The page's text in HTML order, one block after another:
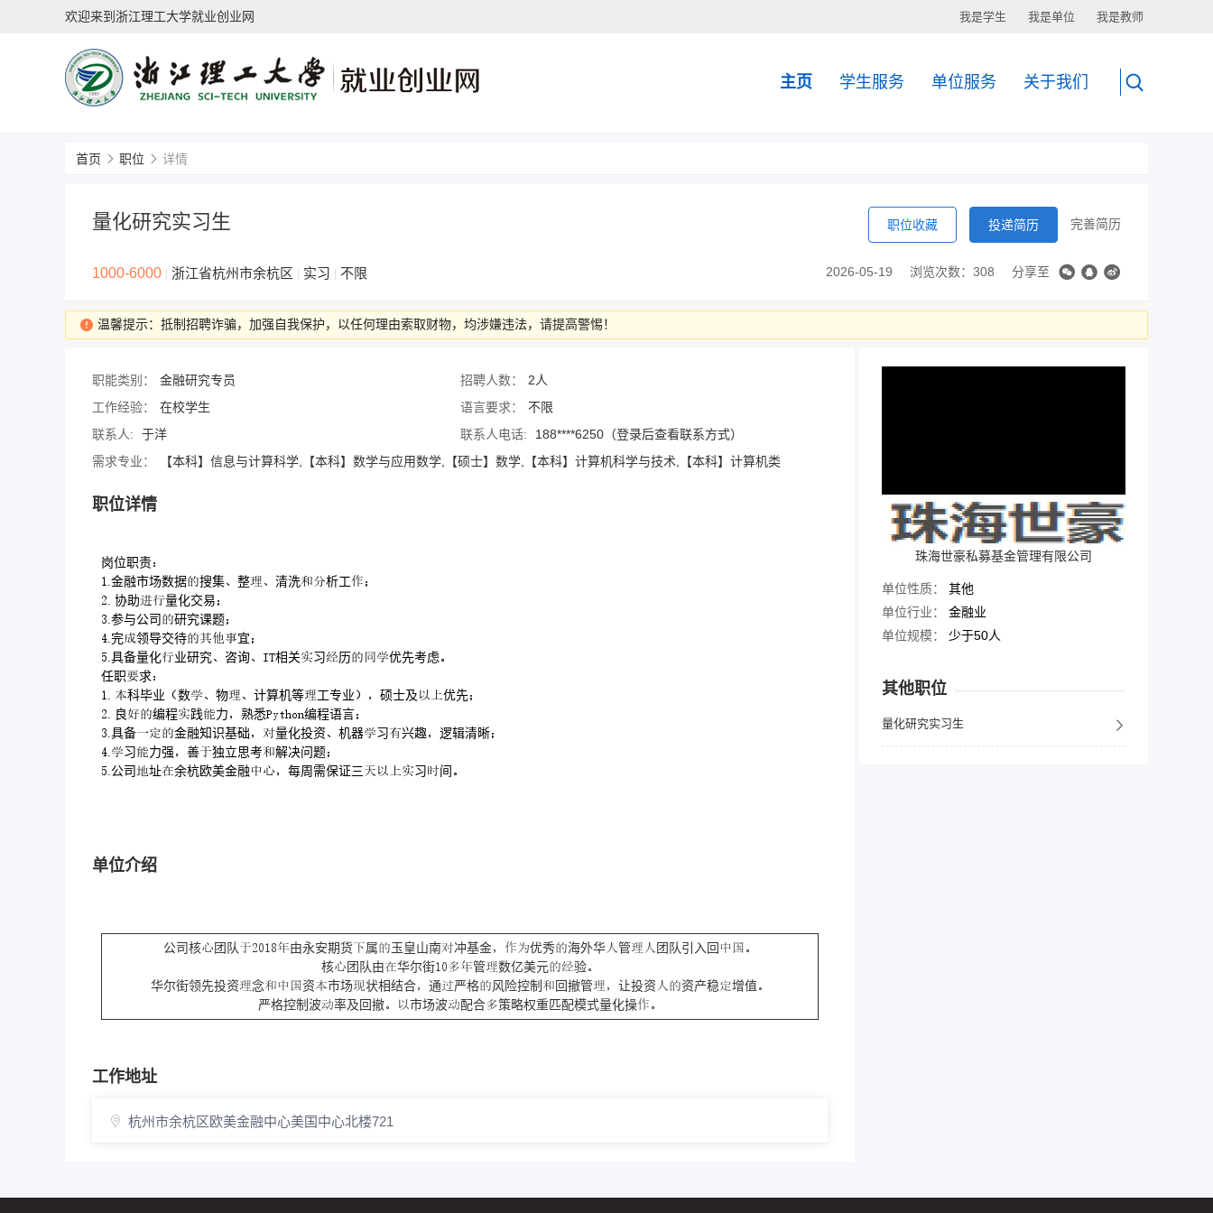
欢迎来到浙江理工大学就业创业网 我是学生 我是单位 我是教师
主页 学生服务 单位服务 关于我们
首页 职位 详情
量化研究实习生
1000-6000 浙江省杭州市余杭区 实习 不限
职位收藏 投递简历 完善简历
2026-05-19 浏览次数：308 分享至
温馨提示：抵制招聘诈骗，加强自我保护，以任何理由索取财物，均涉嫌违法，请提高警惕！
职能类别： 金融研究专员 招聘人数：
2人
工作经验：
在校学生 语言要求：
不限
联系人:
于洋 联系人电话:
188****6250（登录后查看联系方式）
需求专业：
【本科】信息与计算科学,【本科】数学与应用数学,【硕士】数学,【本科】计算机科学与技术,【本科】计算机类
职位详情
岗位职责
.金融市场数据搜集整清洗析工
. 协助量化交易
.参与公司研究课题
.完领导交待宜
.具备量化业研究咨询相关习历优先考虑
任职求
. 科毕业数物计算机等工专业硕士及优先
. 良编程践力熟悉编程语言
.具备金融知识基础量化投资机器习兴趣逻辑清晰
.习力强善独立思考解决问题
.公司址余杭欧美金融每周需保证三习间
单位介绍
公司核团队由永安期货属玉皇山南冲基金优秀海外华管团队引入回
核团队由华尔街管数亿美元验
华尔街领先投资念资市场状相结合通严格风险控制回撤管让投资资产稳增值
严格控制波率及回撤市场波配合策略权重匹配模式量化操
工作地址
杭州市余杭区欧美金融中心美国中心北楼721
珠海世豪私募基金管理有限公司
单位性质：
其他
单位行业：
金融业
单位规模：
少于50人
其他职位
量化研究实习生